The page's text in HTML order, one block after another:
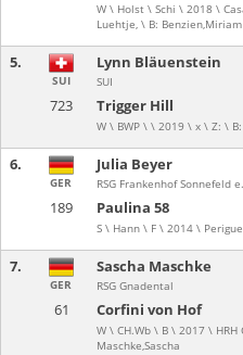
W \ Holst \ Schi \ 2018 \
Luehtje, \ B: Benzien,Miriam
5.
723 Trigger Hill
W \ BWP \ \ 2019 \ x \ Z: \ B:
SUI
Lynn Bläuenstein
SUI
6.
189 Paulina 58
S \ Hann \ F \ 2014 \
GER
Julia Beyer
RSG Frankenhof Sonnefeld
7.
61 Corfini von Hof
W \ CH.Wb \ B \ 2017 \
Maschke,Sascha
GER
Sascha Maschke
RSG Gnadental